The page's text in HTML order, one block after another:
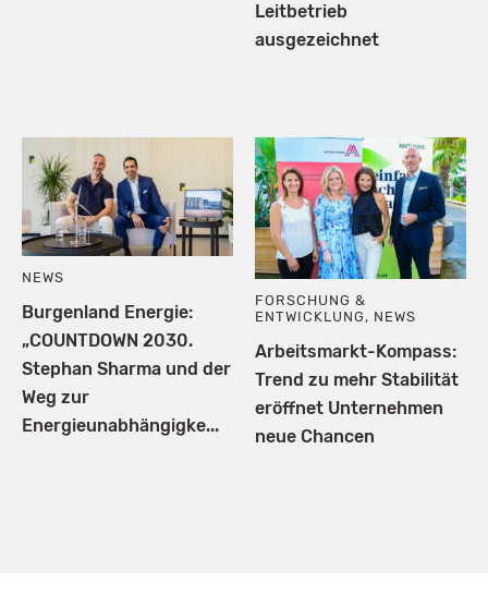
Leitbetrieb
ausgezeichnet
NEWS
Burgenland Energie:
„COUNTDOWN 2030.
Stephan Sharma und der
Weg zur
Energieunabhängigke...
FORSCHUNG &
ENTWICKLUNG , NEWS
Arbeitsmarkt-Kompass:
Trend zu mehr Stabilität
eröffnet Unternehmen
neue Chancen